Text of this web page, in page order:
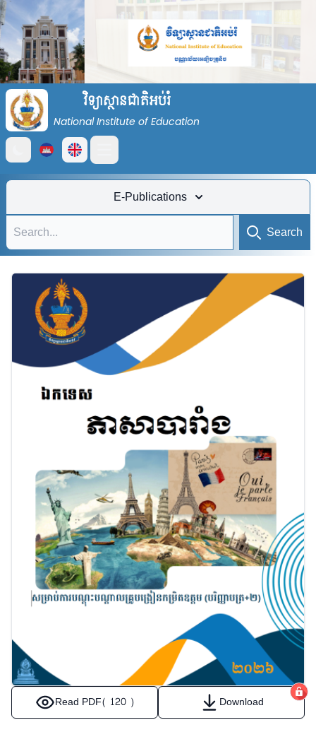
វិទ្យាស្ថានជាតិអប់រំ
National Institute of Education
Open main menu
E-Publications
Search
Read PDF( 120 ) Download